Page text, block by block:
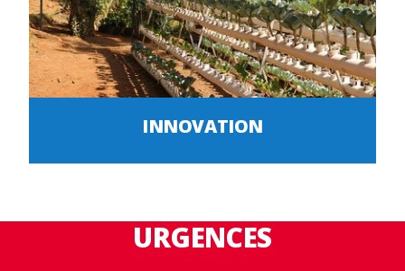
INNOVATION
URGENCES